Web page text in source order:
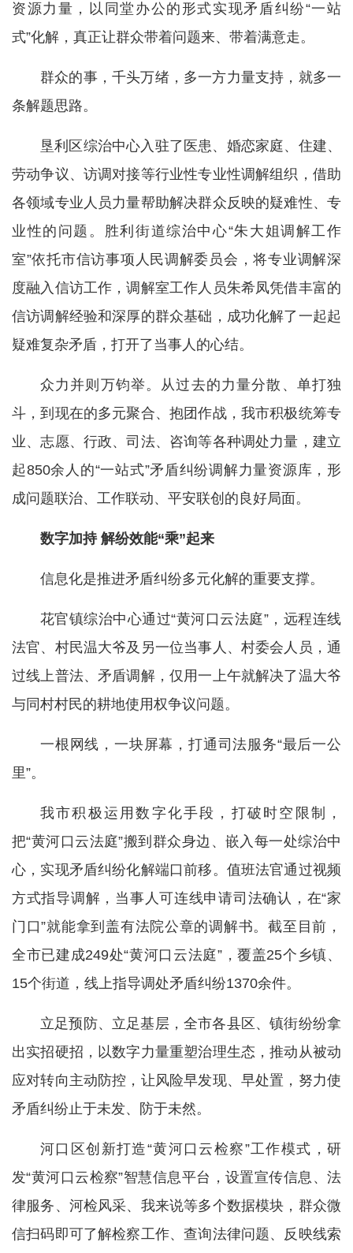
资源力量，以同堂办公的形式实现矛盾纠纷“一站
式”化解，真正让群众带着问题来、带着满意走。
群众的事，千头万绪，多一方力量支持，就多一
条解题思路。
垦利区综治中心入驻了医患、婚恋家庭、住建、
劳动争议、访调对接等行业性专业性调解组织，借助
各领域专业人员力量帮助解决群众反映的疑难性、专
业性的问题。胜利街道综治中心“朱大姐调解工作
室”依托市信访事项人民调解委员会，将专业调解深
度融入信访工作，调解室工作人员朱希凤凭借丰富的
信访调解经验和深厚的群众基础，成功化解了一起起
疑难复杂矛盾，打开了当事人的心结。
众力并则万钧举。从过去的力量分散、单打独
斗，到现在的多元聚合、抱团作战，我市积极统筹专
业、志愿、行政、司法、咨询等各种调处力量，建立
起850余人的“一站式”矛盾纠纷调解力量资源库，形
成问题联治、工作联动、平安联创的良好局面。
数字加持 解纷效能“乘”起来
信息化是推进矛盾纠纷多元化解的重要支撑。
花官镇综治中心通过“黄河口云法庭”，远程连线
法官、村民温大爷及另一位当事人、村委会人员，通
过线上普法、矛盾调解，仅用一上午就解决了温大爷
与同村村民的耕地使用权争议问题。
一根网线，一块屏幕，打通司法服务“最后一公
里”。
我市积极运用数字化手段，打破时空限制，
把“黄河口云法庭”搬到群众身边、嵌入每一处综治中
心，实现矛盾纠纷化解端口前移。值班法官通过视频
方式指导调解，当事人可连线申请司法确认，在“家
门口”就能拿到盖有法院公章的调解书。截至目前，
全市已建成249处“黄河口云法庭”，覆盖25个乡镇、
15个街道，线上指导调处矛盾纠纷1370余件。
立足预防、立足基层，全市各县区、镇街纷纷拿
出实招硬招，以数字力量重塑治理生态，推动从被动
应对转向主动防控，让风险早发现、早处置，努力使
矛盾纠纷止于未发、防于未然。
河口区创新打造“黄河口云检察”工作模式，研
发“黄河口云检察”智慧信息平台，设置宣传信息、法
律服务、河检风采、我来说等多个数据模块，群众微
信扫码即可了解检察工作、查询法律问题、反映线索